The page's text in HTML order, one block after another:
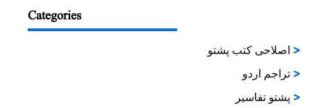
Categories
اصلاحی کتب پشتو
تراجم اردو
پشتو تفاسیر